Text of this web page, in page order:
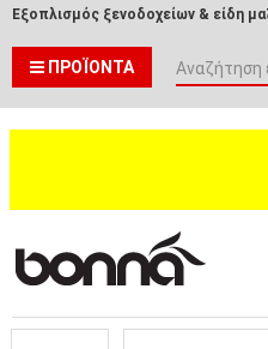
Εξοπλισμός ξενοδοχείων & είδη
ΠΡΟΪΌΝΤΑ